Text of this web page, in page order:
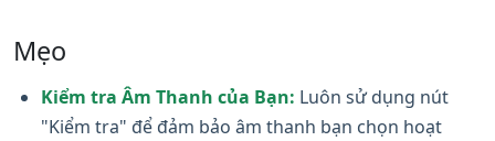
Mẹo
Kiểm tra Âm Thanh của Bạn: Luôn sử dụng nút
"Kiểm tra" để đảm bảo âm thanh bạn chọn hoạt